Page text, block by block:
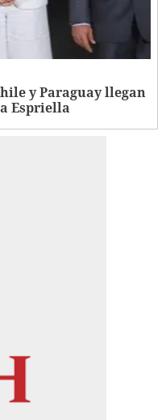
y Paraguay llegan
Espriella